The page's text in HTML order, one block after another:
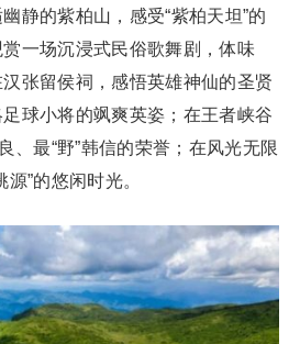
静的紫柏山，感受“紫柏天坦”的
一场沉浸式民俗歌舞剧，体味
汉张留侯祠，感悟英雄神仙的圣贤
球小将的飒爽英姿；在王者峡谷
、最“野”韩信的荣誉；在风光无限
”的悠闲时光。